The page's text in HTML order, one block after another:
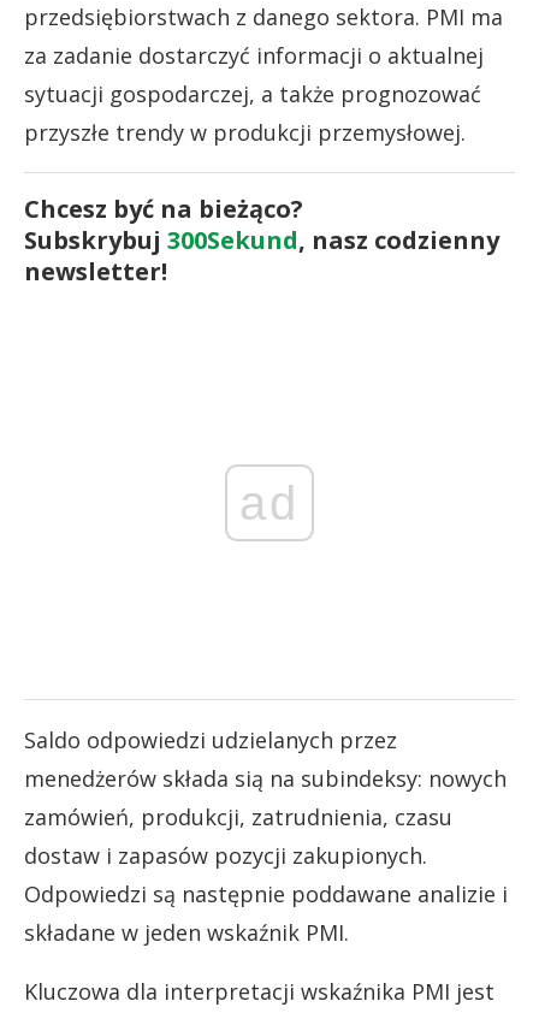
przedsiębiorstwach z danego sektora. PMI ma
za zadanie dostarczyć informacji o aktualnej
sytuacji gospodarczej, a także prognozować
przyszłe trendy w produkcji przemysłowej.
Chcesz być na bieżąco?
Subskrybuj 300Sekund, nasz codzienny
newsletter!
ad
Saldo odpowiedzi udzielanych przez
menedżerów składa sią na subindeksy: nowych
zamówień, produkcji, zatrudnienia, czasu
dostaw i zapasów pozycji zakupionych.
Odpowiedzi są następnie poddawane analizie i
składane w jeden wskaźnik PMI.
Kluczowa dla interpretacji wskaźnika PMI jest